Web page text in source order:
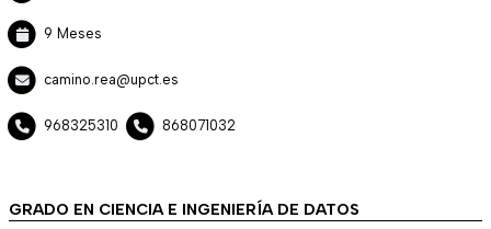
9 Meses
camino.rea@upct.es
968325310 868071032
GRADO EN CIENCIA E INGENIERÍA DE DATOS